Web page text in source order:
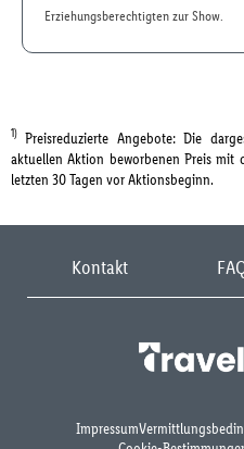
Erziehungsberechtigten zur Show.
1) Preisreduzierte Angebote: Die
aktuellen Aktion beworbenen Preis mit
letzten 30 Tagen vor Aktionsbeginn.
Kontakt
Impressum